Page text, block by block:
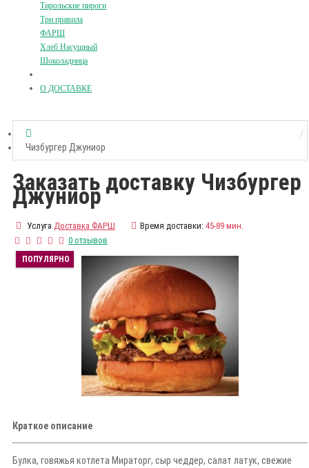
Тирольские пироги
Три правила
ФАРШ
Хлеб Насущный
Шоколадница
О ДОСТАВКЕ
Чизбургер Джуниор
Заказать доставку Чизбургер
Джуниор
Услуга Доставка ФАРШ Время доставки: 45-89 мин.
0 отзывов
ПОПУЛЯРНО
Краткое описание
Булка, говяжья котлета Мираторг, сыр чеддер, салат латук, свежие